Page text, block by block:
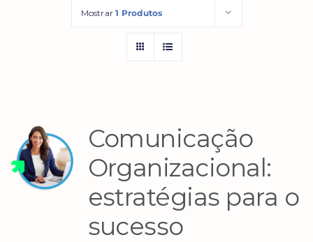
Mostrar1 Produtos
Comunicação
Organizacional:
estratégias para o
sucesso